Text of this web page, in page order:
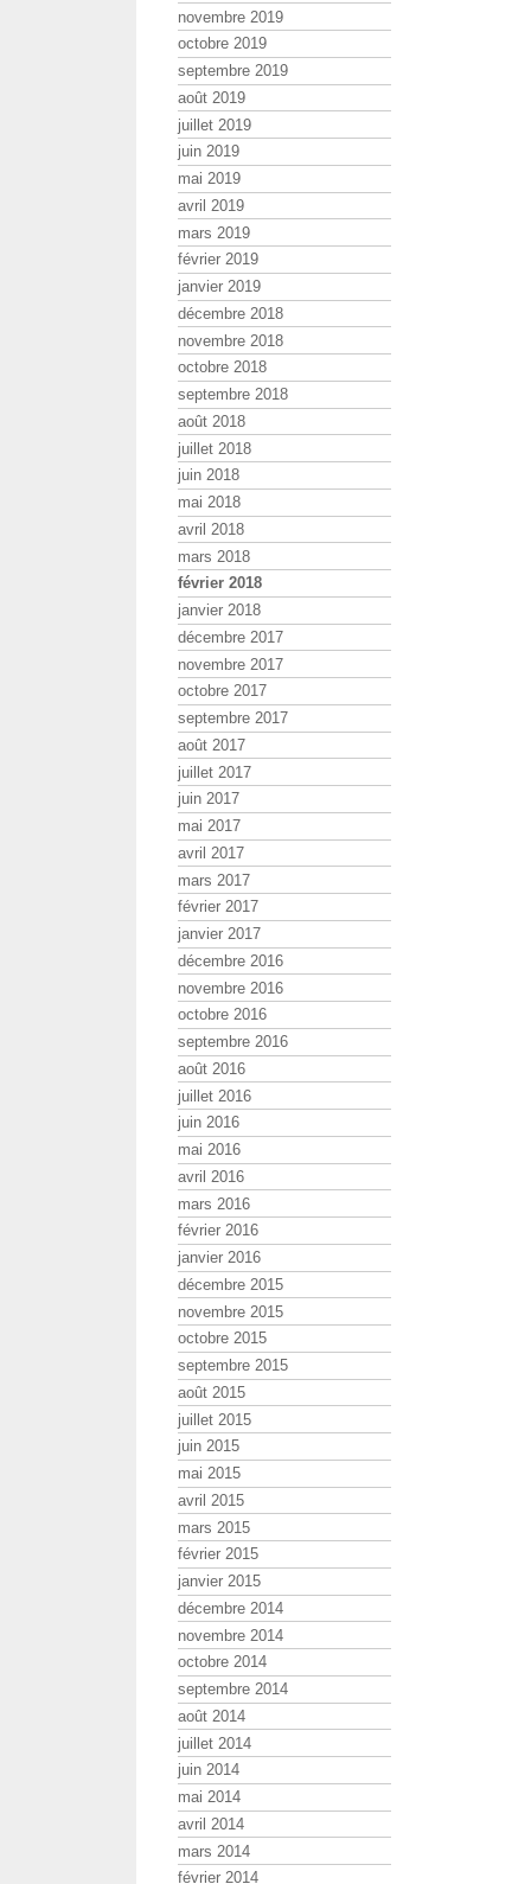
novembre 2019
octobre 2019
septembre 2019
août 2019
juillet 2019
juin 2019
mai 2019
avril 2019
mars 2019
février 2019
janvier 2019
décembre 2018
novembre 2018
octobre 2018
septembre 2018
août 2018
juillet 2018
juin 2018
mai 2018
avril 2018
mars 2018
février 2018
janvier 2018
décembre 2017
novembre 2017
octobre 2017
septembre 2017
août 2017
juillet 2017
juin 2017
mai 2017
avril 2017
mars 2017
février 2017
janvier 2017
décembre 2016
novembre 2016
octobre 2016
septembre 2016
août 2016
juillet 2016
juin 2016
mai 2016
avril 2016
mars 2016
février 2016
janvier 2016
décembre 2015
novembre 2015
octobre 2015
septembre 2015
août 2015
juillet 2015
juin 2015
mai 2015
avril 2015
mars 2015
février 2015
janvier 2015
décembre 2014
novembre 2014
octobre 2014
septembre 2014
août 2014
juillet 2014
juin 2014
mai 2014
avril 2014
mars 2014
février 2014